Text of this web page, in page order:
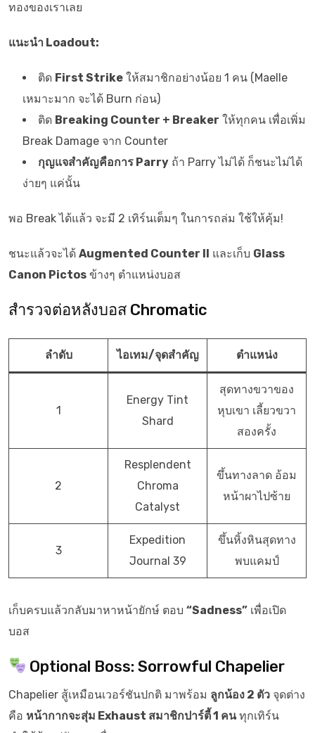
ทองของเราเลย
แนะนำ Loadout:
ติด First Strike ให้สมาชิกอย่างน้อย 1 คน (Maelle
เหมาะมาก จะได้ Burn ก่อน)
ติด Breaking Counter + Breaker ให้ทุกคน เพื่อเพิ่ม
Break Damage จาก Counter
กุญแจสำคัญคือการ Parry ถ้า Parry ไม่ได้ ก็ชนะไม่ได้
ง่ายๆ แค่นั้น
พอ Break ได้แล้ว จะมี 2 เทิร์นเต็มๆ ในการถล่ม ใช้ให้คุ้ม!
ชนะแล้วจะได้ Augmented Counter II และเก็บ Glass
Canon Pictos ข้างๆ ตำแหน่งบอส
สำรวจต่อหลังบอส Chromatic
ลำดับ ไอเทม/จุดสำคัญ ตำแหน่ง
1
Energy Tint
Shard
สุดทางขวาของ
หุบเขา เลี้ยวขวา
สองครั้ง
2
Resplendent
Chroma
Catalyst
ขึ้นทางลาด อ้อม
หน้าผาไปซ้าย
3
Expedition
Journal 39
ขึ้นหิ้งหินสุดทาง
พบแคมป์
เก็บครบแล้วกลับมาหาหน้ายักษ์ ตอบ “Sadness” เพื่อเปิด
บอส
Optional Boss: Sorrowful Chapelier
Chapelier สู้เหมือนเวอร์ชันปกติ มาพร้อม ลูกน้อง 2 ตัว จุดต่าง
คือ หน้ากากจะสุ่ม Exhaust สมาชิกปาร์ตี้ 1 คนทุกเทิร์น